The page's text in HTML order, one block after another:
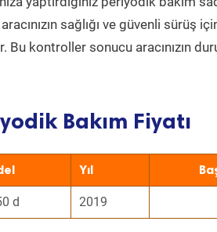
sağlığı ve güvenli sürüş
kontroller sonucu aracınızın
Bakım Fiyatı
Yıl
d 2019